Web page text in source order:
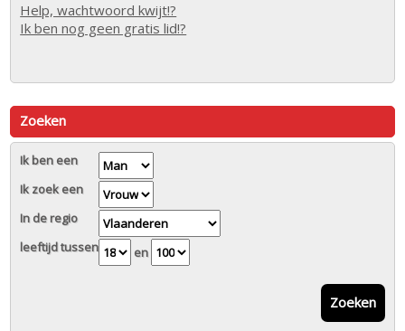
Help, wachtwoord kwijt!?
Ik ben nog geen gratis lid!?
Zoeken
Ik ben een
Ik zoek een
In de regio
leeftijd tussen
en
Zoeken